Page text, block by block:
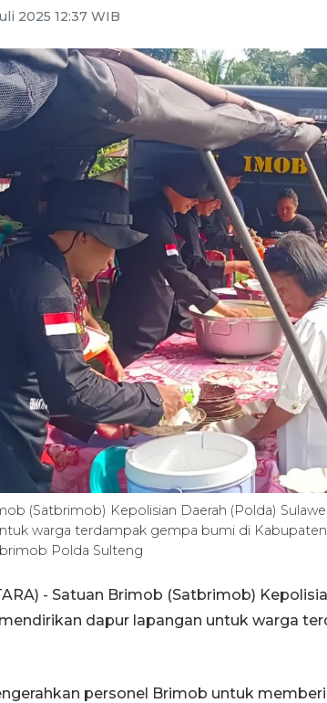
2025 12:37 WIB
(Satbrimob) Kepolisian Daerah (Polda)
warga terdampak gempa bumi di Kabupaten
Polda Sulteng
- Satuan Brimob (Satbrimob)
dapur lapangan untuk warga
personel Brimob untuk